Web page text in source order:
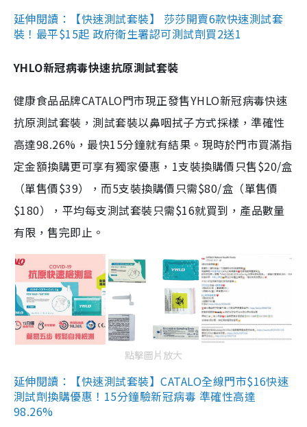
延伸閱讀：【快速測試套裝】 莎莎開賣6款快速測試套
裝！最平$15起 政府衛生署認可測試劑買2送1
YHLO新冠病毒快速抗原測試套裝
健康食品品牌CATALO門市現正發售YHLO新冠病毒快速
抗原測試套裝，測試套裝以鼻咽拭子方式採樣，準確性
高達98.26%，最快15分鐘就有結果。現時於門市買滿指
定金額換購更可享有獨家優惠，1支裝換購價只售$20/盒
（單售價$39），而5支裝換購價只需$80/盒（單售價
$180），平均每支測試套裝只需$16就買到，產品數量
有限，售完即止。
點擊圖片放大
延伸閱讀：【快速測試套裝】CATALO全線門市$16快速
測試劑換購優惠！15分鐘驗新冠病毒 準確性高達
98.26%